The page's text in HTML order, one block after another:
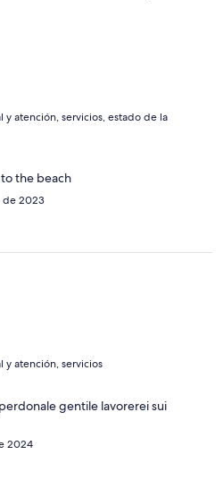
y atención, servicios, estado de la
the beach
de 2023
y atención, servicios
gentile lavorerei sui
2024